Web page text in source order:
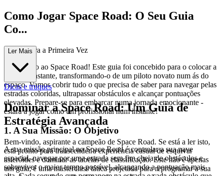
Como Jogar Space Road: O Seu Guia
Co...
mpleto para a Primeira Vez
Bem-vindo ao Space Road! Este guia foi concebido para o colocar a
par num instante, transformando-o de um piloto novato num ás do
espaço. Vamos cobrir tudo o que precisa de saber para navegar pelas
estradas coloridas, ultrapassar obstáculos e alcançar pontuações
elevadas. Prepare-se para embarcar numa jornada emocionante -
estará a jogar como um profissional num instante!
1. A Sua Missão: O Objetivo
A sua missão principal no Space Road é controlar a sua nave
espacial, navegar por uma estrada sem fim cheia de obstáculos e
sobreviver o maior tempo possível, alcançando a pontuação mais
Ler Mais
Dicas e truques
Dominar a Space Road: Um Guia de
Estratégia Avançada
Bem-vindo, aspirante a campeão de Space Road. Se está a ler isto,
está pronto para transcender a experiência casual de esquivar
asteróides e dominar as tabelas de classificação. Este não é apenas
um guia; é uma masterclass tática projetada para reprogramar a sua